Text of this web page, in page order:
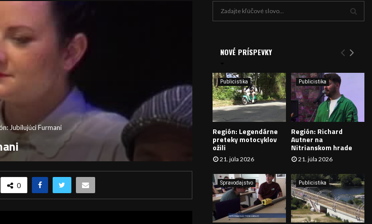
Jubilujúci Furmani
0
e
:
Y
H
A
Á
V
A
N
NOVÉ PRÍSPEVKY
Publicistika
Región: Legendárne
preteky motocyklov
ožili
21. júla 2026
Publicistika
Región: Richard
Autner na
Nitrianskom hrade
21. júla 2026
Spravodajstvo Publicistika